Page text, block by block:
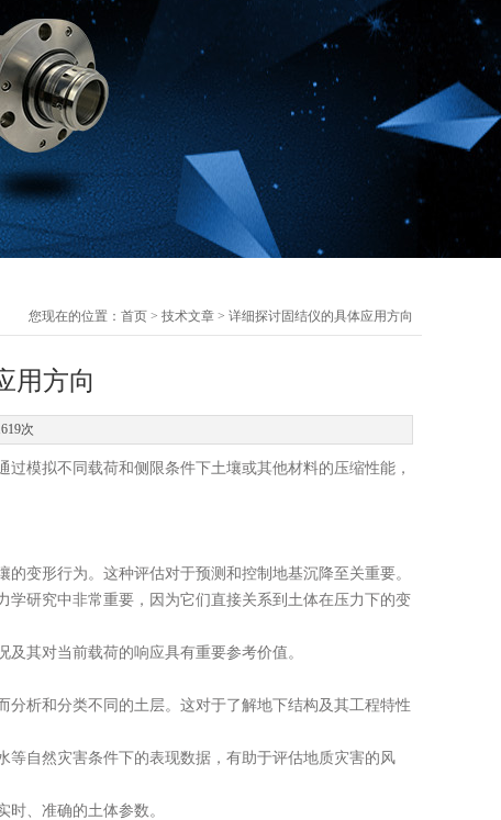
您现在的位置： 首页 > 技术文章 > 详细探讨固结仪的具体应用方向
用方向
次
模拟不同载荷和侧限条件下土壤或其他材料的压缩性能，
变形行为。这种评估对于预测和控制地基沉降至关重要。
研究中非常重要，因为它们直接关系到土体在压力下的变
其对当前载荷的响应具有重要参考价值。
析和分类不同的土层。这对于了解地下结构及其工程特性
自然灾害条件下的表现数据，有助于评估地质灾害的风
、准确的土体参数。